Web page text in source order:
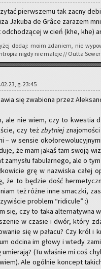
pierw­sze­mu tak zacny
Ja­ku­ba de Grâce za­ra­zem
w cień (khe, khe)
dodaj: moim zda­niem, nie
nigdy nie ma­le­je // Outta
g. 23:45
się zwa­bio­na przez
ale nie wiem, czy to kwe­stia
czy też zbyt­niej
– w sen­sie
że mam jakąś tam swoją
za­my­słu fa­bu­lar­ne­go, ale o
grę w na­zwi­ska całej
że to bę­dzie dość
też różne inne smacz­ki,
pro­blem “ri­di­cu­le” :)
się, czy to taka al­ter­na­tyw­na
w cza­sie i dwór, który
się w pa­ła­cu? Czy król
od­ci­na im głowy i wtedy
(Tu wła­śnie mi coś
Ale ogól­nie kon­cept